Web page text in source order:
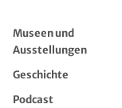
Museen und
Ausstellungen
Geschichte
Podcast